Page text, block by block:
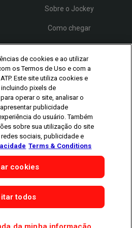
Sobre o Jockey
Como chegar
FAQ
o Rio Open
aqui são meramente ilustrativos.
estão sujeitas às regras da ATP. Os
lesão, doença ou outros motivos.
©
1994 - 2026
Tour, Inc.
de cookies e ao utilizar
os Termos de Uso e com a
Este site utiliza cookies e
pixels de
operar o site, analisar o
publicidade
do usuário. Também
sobre sua utilização do site
sociais, publicidade e
Terms & Conditions
todos
cookies